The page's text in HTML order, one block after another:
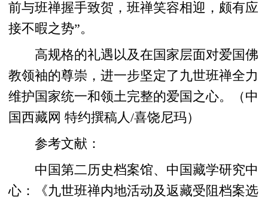
前与班禅握手致贺，班禅笑容相迎，颇有应
接不暇之势”。
高规格的礼遇以及在国家层面对爱国佛
教领袖的尊崇，进一步坚定了九世班禅全力
维护国家统一和领土完整的爱国之心。（中
国西藏网 特约撰稿人/喜饶尼玛）
参考文献：
中国第二历史档案馆、中国藏学研究中
心：《九世班禅内地活动及返藏受阻档案选